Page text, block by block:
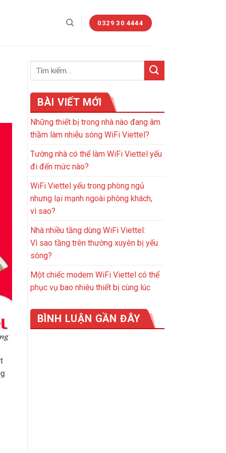
0329 30 4444
BÀI VIẾT MỚI
Những thiết bị trong nhà nào đang âm
thầm làm nhiễu sóng WiFi Viettel?
Tường nhà có thể làm WiFi Viettel yếu
đi đến mức nào?
WiFi Viettel yếu trong phòng ngủ
nhưng lại mạnh ngoài phòng khách,
vì sao?
Nhà nhiều tầng dùng WiFi Viettel:
Vì sao tầng trên thường xuyên bị yếu
sóng?
Một chiếc modem WiFi Viettel có thể
phục vụ bao nhiêu thiết bị cùng lúc
BÌNH LUẬN GẦN ĐÂY